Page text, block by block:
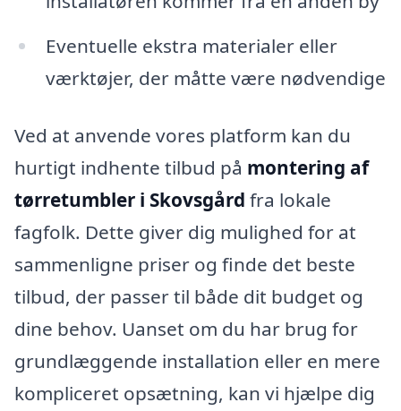
Eventuelle ekstra materialer eller
værktøjer, der måtte være nødvendige
Ved at anvende vores platform kan du
hurtigt indhente tilbud på montering af
tørretumbler i Skovsgård fra lokale
fagfolk. Dette giver dig mulighed for at
sammenligne priser og finde det beste
tilbud, der passer til både dit budget og
dine behov. Uanset om du har brug for
grundlæggende installation eller en mere
kompliceret opsætning, kan vi hjælpe dig